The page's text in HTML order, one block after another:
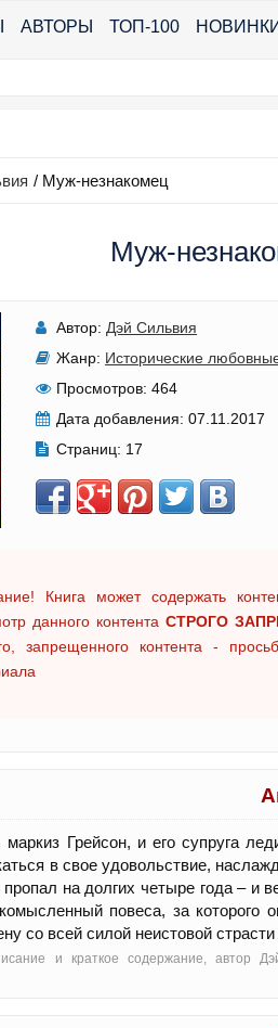
АВТОРЫ ТОП-100 НОВИНКИ
/ Муж-незнакомец
Муж-
Автор: Дэй Сильвия
Жанр: Исторические любовные
Просмотров: 464
Дата добавления: 07.11.2017
Страниц: 17
Книга может содержать
данного контента СТРОГО
запрещенного контента -
Грейсон, и его супруга
в свое удовольствие,
на долгих четыре года – и
повеса, за
со всей силой неистовой
и краткое содержание, автор